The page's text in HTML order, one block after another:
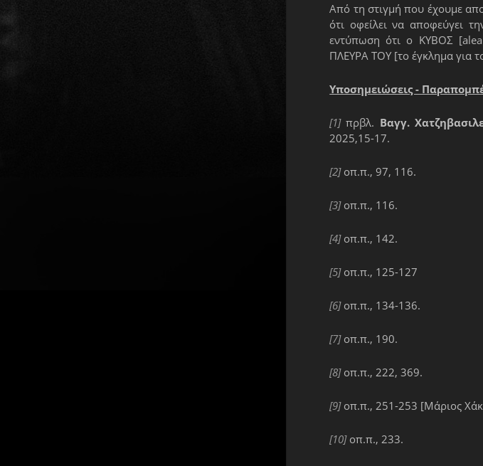
Από τη στιγμή που έχουμε
ότι οφείλει να αποφεύγει
εντύπωση ότι ο ΚΥΒΟΣ [alea
ΠΛΕΥΡΑ ΤΟΥ [το έγκλημα για
Υποσημειώσεις -
[1]πρβλ. Βαγγ.
2025,15-17.
[2]οπ.π., 97, 116.
[3]οπ.π., 116.
[4]οπ.π., 142.
[5]οπ.π., 125-127
[6]οπ.π., 134-136.
[7]οπ.π., 190.
[8]οπ.π., 222, 369.
[9]οπ.π., 251-253 [Μάριος
[10]οπ.π., 233.